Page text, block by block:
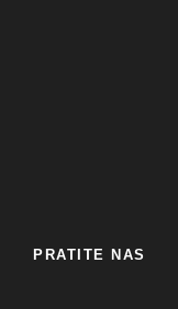
PRATITE NAS